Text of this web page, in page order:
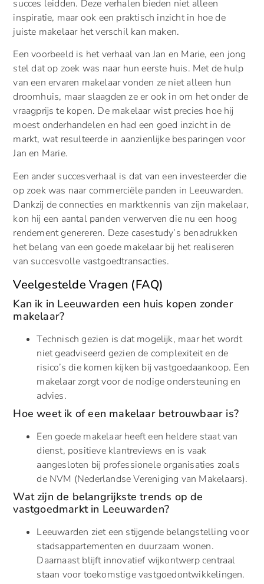
succes leidden. Deze verhalen bieden niet alleen
inspiratie, maar ook een praktisch inzicht in hoe de
juiste makelaar het verschil kan maken.
Een voorbeeld is het verhaal van Jan en Marie, een jong
stel dat op zoek was naar hun eerste huis. Met de hulp
van een ervaren makelaar vonden ze niet alleen hun
droomhuis, maar slaagden ze er ook in om het onder de
vraagprijs te kopen. De makelaar wist precies hoe hij
moest onderhandelen en had een goed inzicht in de
markt, wat resulteerde in aanzienlijke besparingen voor
Jan en Marie.
Een ander succesverhaal is dat van een investeerder die
op zoek was naar commerciële panden in Leeuwarden.
Dankzij de connecties en marktkennis van zijn makelaar,
kon hij een aantal panden verwerven die nu een hoog
rendement genereren. Deze casestudy’s benadrukken
het belang van een goede makelaar bij het realiseren
van succesvolle vastgoedtransacties.
Veelgestelde Vragen (FAQ)
Kan ik in Leeuwarden een huis kopen zonder
makelaar?
Technisch gezien is dat mogelijk, maar het wordt
niet geadviseerd gezien de complexiteit en de
risico’s die komen kijken bij vastgoedaankoop. Een
makelaar zorgt voor de nodige ondersteuning en
advies.
Hoe weet ik of een makelaar betrouwbaar is?
Een goede makelaar heeft een heldere staat van
dienst, positieve klantreviews en is vaak
aangesloten bij professionele organisaties zoals
de NVM (Nederlandse Vereniging van Makelaars).
Wat zijn de belangrijkste trends op de
vastgoedmarkt in Leeuwarden?
Leeuwarden ziet een stijgende belangstelling voor
stadsappartementen en duurzaam wonen.
Daarnaast blijft innovatief wijkontwerp centraal
staan voor toekomstige vastgoedontwikkelingen.